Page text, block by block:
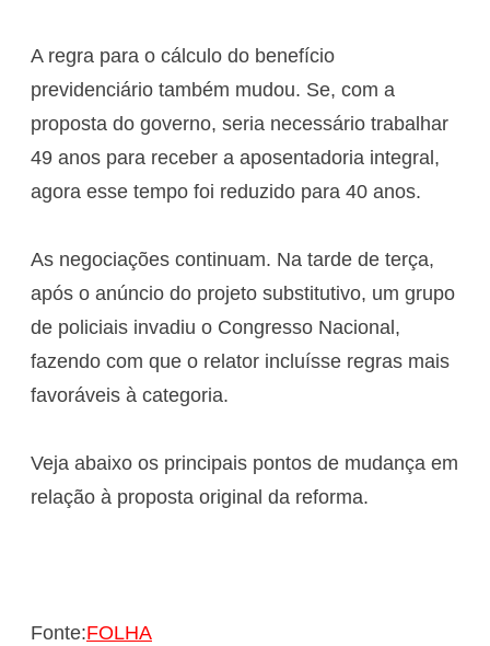
A regra para o cálculo do benefício
previdenciário também mudou. Se, com a
proposta do governo, seria necessário trabalhar
49 anos para receber a aposentadoria integral,
agora esse tempo foi reduzido para 40 anos.
As negociações continuam. Na tarde de terça,
após o anúncio do projeto substitutivo, um grupo
de policiais invadiu o Congresso Nacional,
fazendo com que o relator incluísse regras mais
favoráveis à categoria.
Veja abaixo os principais pontos de mudança em
relação à proposta original da reforma.
Fonte:FOLHA